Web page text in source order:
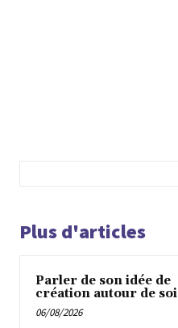
Plus d'articles
Parler de son idée de
création autour de soi
06/08/2026